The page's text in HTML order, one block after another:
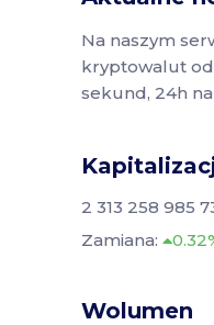
Na naszym
kryptowalut
sekund, 24h
2 313 258 985
Zamiana:
Wolumen